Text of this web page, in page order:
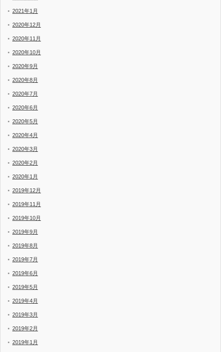
2021年1月
2020年12月
2020年11月
2020年10月
2020年9月
2020年8月
2020年7月
2020年6月
2020年5月
2020年4月
2020年3月
2020年2月
2020年1月
2019年12月
2019年11月
2019年10月
2019年9月
2019年8月
2019年7月
2019年6月
2019年5月
2019年4月
2019年3月
2019年2月
2019年1月